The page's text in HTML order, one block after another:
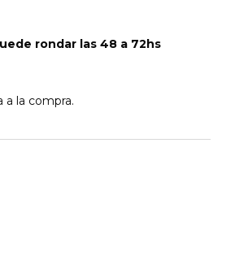
rondar las 48 a 72hs
a la compra.